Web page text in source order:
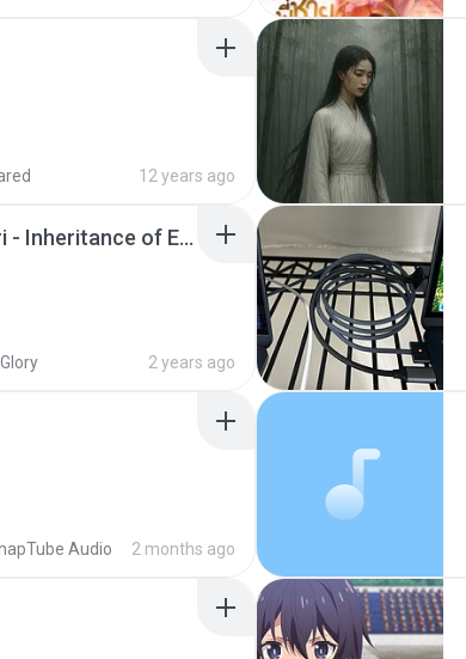
12 years ago
Wrath & Glory - Aeldari - Inheritance of Embers.pdf
2 years ago
Audio 2 months ago